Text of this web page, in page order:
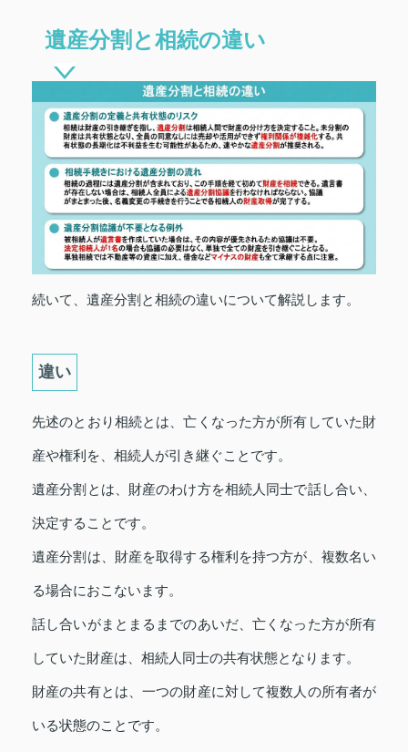
遺産分割と相続の違い
続いて、遺産分割と相続の違いについて解説します。
違い
先述のとおり相続とは、亡くなった方が所有していた財
産や権利を、相続人が引き継ぐことです。
遺産分割とは、財産のわけ方を相続人同士で話し合い、
決定することです。
遺産分割は、財産を取得する権利を持つ方が、複数名い
る場合におこないます。
話し合いがまとまるまでのあいだ、亡くなった方が所有
していた財産は、相続人同士の共有状態となります。
財産の共有とは、一つの財産に対して複数人の所有者が
いる状態のことです。